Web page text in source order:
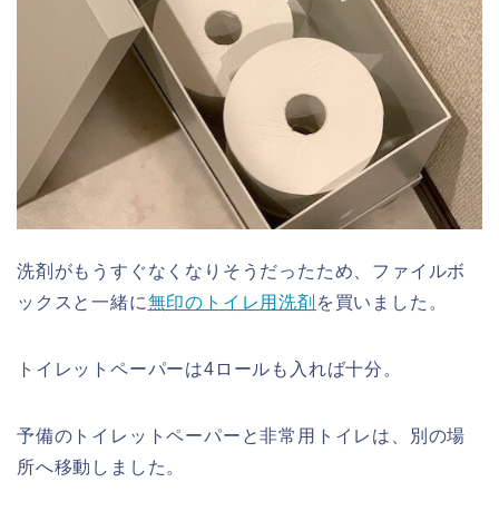
洗剤がもうすぐなくなりそうだったため、ファイルボ
ックスと一緒に無印のトイレ用洗剤 を買いました。
トイレットペーパーは4ロールも入れば十分。
予備のトイレットペーパーと非常用トイレは、別の場
所へ移動しました。